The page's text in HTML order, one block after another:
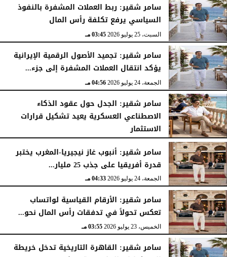
سامر شقير: ربط العملات المشفرة بالنفوذ
السياسي يرفع تكلفة رأس المال
السبت، 25 يوليو 2026 03:45 مـ
سامر شقير: تجميد الأصول الرقمية الإيرانية
يؤكد انتقال العملات المشفرة إلى جزء...
الجمعة، 24 يوليو 2026 04:56 مـ
سامر شقير: الجدل حول عقود الذكاء
الاصطناعي العسكرية يعيد تشكيل قرارات
الاستثمار
الجمعة، 24 يوليو 2026 04:45 مـ
سامر شقير: أنبوب غاز نيجيريا-المغرب يختبر
قدرة أفريقيا على جذب 25 مليار...
الجمعة، 24 يوليو 2026 04:33 مـ
سامر شقير: الأرقام القياسية لواتساب
تعكس تحولاً في تدفقات رأس المال نحو...
الخميس، 23 يوليو 2026 03:55 مـ
سامر شقير: القاهرة التاريخية تدخل خريطة